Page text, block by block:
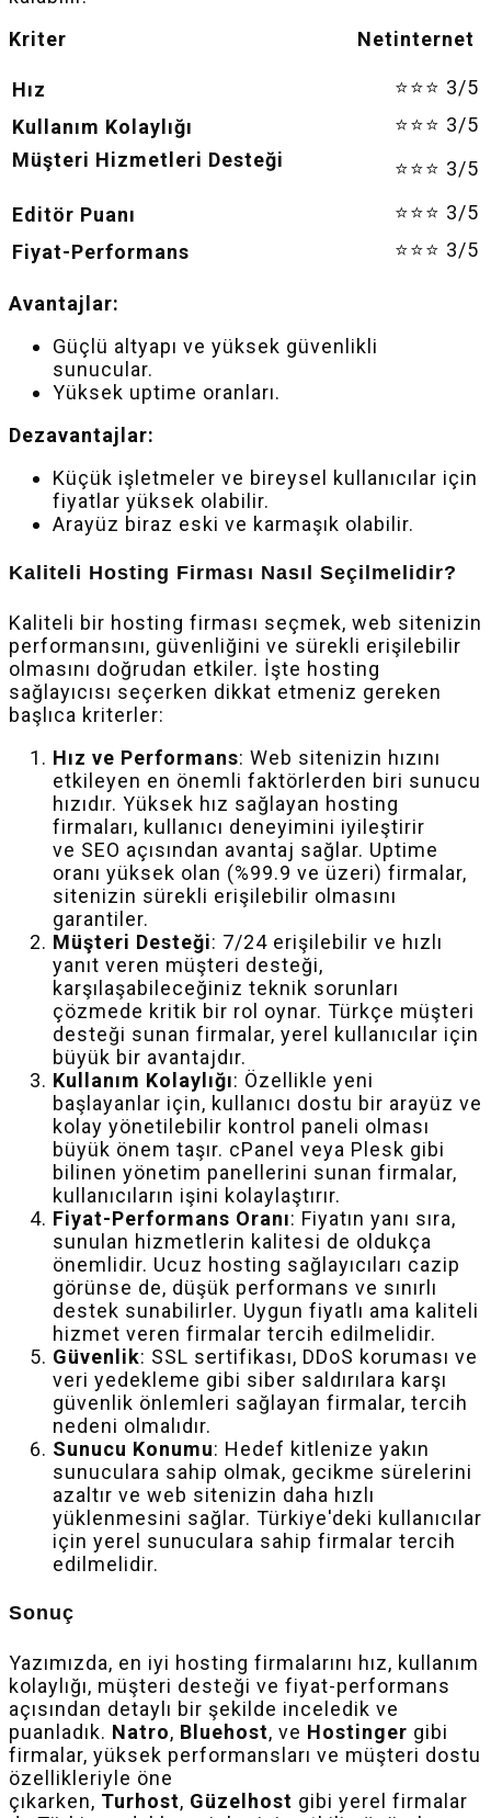
Kriter Netinternet
Hız
⭐⭐⭐ 3/5
Kullanım Kolaylığı
⭐⭐⭐ 3/5
Müşteri Hizmetleri Desteği
⭐⭐⭐ 3/5
Editör Puanı
⭐⭐⭐ 3/5
Fiyat-Performans
⭐⭐⭐ 3/5
Avantajlar:
Güçlü altyapı ve yüksek güvenlikli
sunucular.
Yüksek uptime oranları.
Dezavantajlar:
Küçük işletmeler ve bireysel kullanıcılar için
fiyatlar yüksek olabilir.
Arayüz biraz eski ve karmaşık olabilir.
Kaliteli Hosting Firması Nasıl Seçilmelidir?
Kaliteli bir hosting firması seçmek, web sitenizin
performansını, güvenliğini ve sürekli erişilebilir
olmasını doğrudan etkiler. İşte hosting
sağlayıcısı seçerken dikkat etmeniz gereken
başlıca kriterler:
Hız ve Performans: Web sitenizin hızını
etkileyen en önemli faktörlerden biri sunucu
hızıdır. Yüksek hız sağlayan hosting
firmaları, kullanıcı deneyimini iyileştirir
ve SEO açısından avantaj sağlar. Uptime
oranı yüksek olan (%99.9 ve üzeri) firmalar,
sitenizin sürekli erişilebilir olmasını
garantiler.
Müşteri Desteği: 7/24 erişilebilir ve hızlı
yanıt veren müşteri desteği,
karşılaşabileceğiniz teknik sorunları
çözmede kritik bir rol oynar. Türkçe müşteri
desteği sunan firmalar, yerel kullanıcılar için
büyük bir avantajdır.
Kullanım Kolaylığı: Özellikle yeni
başlayanlar için, kullanıcı dostu bir arayüz ve
kolay yönetilebilir kontrol paneli olması
büyük önem taşır. cPanel veya Plesk gibi
bilinen yönetim panellerini sunan firmalar,
kullanıcıların işini kolaylaştırır.
Fiyat-Performans Oranı: Fiyatın yanı sıra,
sunulan hizmetlerin kalitesi de oldukça
önemlidir. Ucuz hosting sağlayıcıları cazip
görünse de, düşük performans ve sınırlı
destek sunabilirler. Uygun fiyatlı ama kaliteli
hizmet veren firmalar tercih edilmelidir.
Güvenlik: SSL sertifikası, DDoS koruması ve
veri yedekleme gibi siber saldırılara karşı
güvenlik önlemleri sağlayan firmalar, tercih
nedeni olmalıdır.
Sunucu Konumu: Hedef kitlenize yakın
sunuculara sahip olmak, gecikme sürelerini
azaltır ve web sitenizin daha hızlı
yüklenmesini sağlar. Türkiye'deki kullanıcılar
için yerel sunuculara sahip firmalar tercih
edilmelidir.
Sonuç
Yazımızda, en iyi hosting firmalarını hız, kullanım
kolaylığı, müşteri desteği ve fiyat-performans
açısından detaylı bir şekilde inceledik ve
puanladık. Natro, Bluehost, ve Hostinger gibi
firmalar, yüksek performansları ve müşteri dostu
özellikleriyle öne
çıkarken, Turhost, Güzelhost gibi yerel firmalar